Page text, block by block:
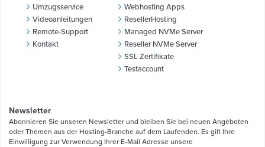
Umzugsservice
Videoanleitungen
Remote-Support
Kontakt
Webhosting Apps
ResellerHosting
Managed NVMe Server
Reseller NVMe Server
SSL Zertifikate
Testaccount
Newsletter
Abonnieren Sie unseren Newsletter und bleiben Sie bei neuen Angeboten
oder Themen aus der Hosting-Branche auf dem Laufenden. Es gilt Ihre
Einwilligung zur Verwendung Ihrer E-Mail Adresse unsere